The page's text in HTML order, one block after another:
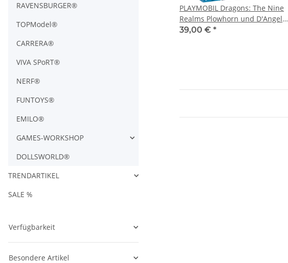
PLAYMOBIL Dragons: The Nine
Realms Plowhorn und D'Angelo
71082
39,00 € *
RAVENSBURGER®
TOPModel®
CARRERA®
VIVA SPoRT®
NERF®
FUNTOYS®
EMILO®
GAMES-WORKSHOP
DOLLSWORLD®
TRENDARTIKEL
SALE %
Verfügbarkeit
Besondere Artikel